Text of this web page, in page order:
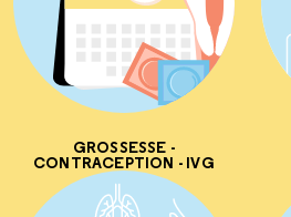
GROSSESSE -
CONTRACEPTION - IVG